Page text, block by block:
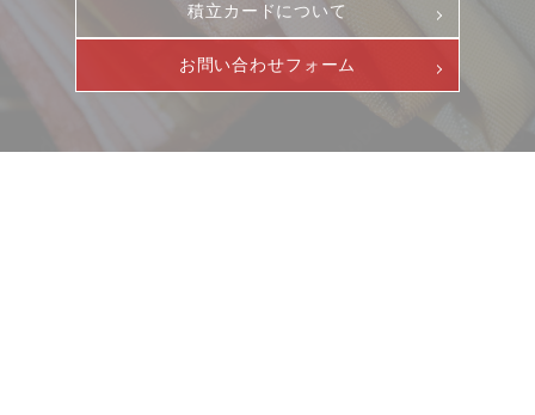
積立カードについて
お問い合わせフォーム